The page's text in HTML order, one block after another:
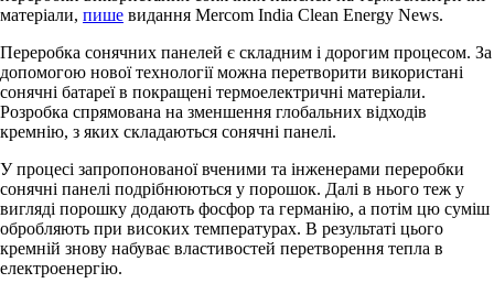
матеріали, пише видання Mercom India Clean Energy News.
Переробка сонячних панелей є складним і дорогим процесом. За
допомогою нової технології можна перетворити використані
сонячні батареї в покращені термоелектричні матеріали.
Розробка спрямована на зменшення глобальних відходів
кремнію, з яких складаються сонячні панелі.
У процесі запропонованої вченими та інженерами переробки
сонячні панелі подрібнюються у порошок. Далі в нього теж у
вигляді порошку додають фосфор та германію, а потім цю суміш
обробляють при високих температурах. В результаті цього
кремній знову набуває властивостей перетворення тепла в
електроенергію.